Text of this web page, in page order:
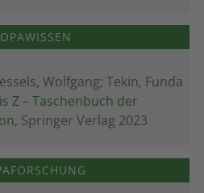
Wolfgang; Tekin, Funda
Z – Taschenbuch der
, Springer Verlag 2023